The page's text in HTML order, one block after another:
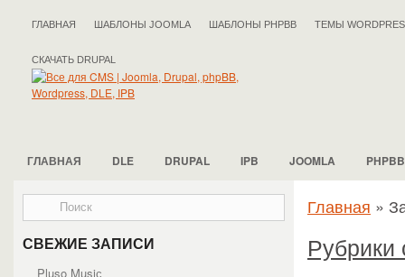
ГЛАВНАЯ ШАБЛОНЫ JOOMLA ШАБЛОНЫ PHPBB ТЕМЫ
СКАЧАТЬ DRUPAL
ГЛАВНАЯ DLE DRUPAL IPB JOOMLA PHPBB
СВЕЖИЕ ЗАПИСИ
Pluso Musiс
Главная »
Рубрики